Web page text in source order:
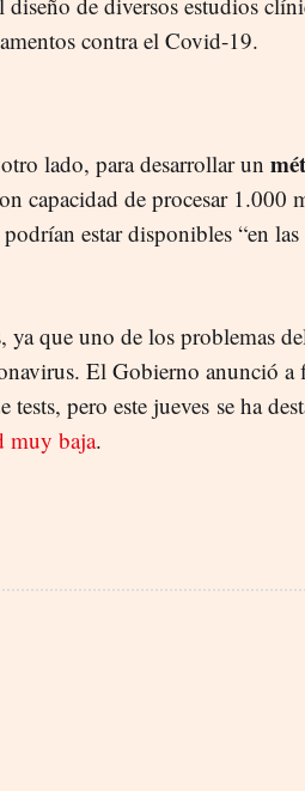
contra el Covid-19.
lado, para desarrollar un
capacidad de procesar 1.000
podrían estar disponibles “en
que uno de los problemas
El Gobierno anunció a
tests, pero este jueves se ha
muy baja.